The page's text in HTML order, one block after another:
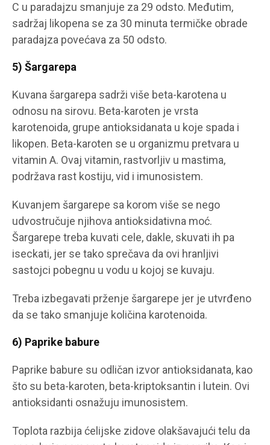
C u paradajzu smanjuje za 29 odsto. Međutim,
sadržaj likopena se za 30 minuta termičke obrade
paradajza povećava za 50 odsto.
5) Šargarepa
Kuvana šargarepa sadrži više beta-karotena u
odnosu na sirovu. Beta-karoten je vrsta
karotenoida, grupe antioksidanata u koje spada i
likopen. Beta-karoten se u organizmu pretvara u
vitamin A. Ovaj vitamin, rastvorljiv u mastima,
podržava rast kostiju, vid i imunosistem.
Kuvanjem šargarepe sa korom više se nego
udvostručuje njihova antioksidativna moć.
Šargarepe treba kuvati cele, dakle, skuvati ih pa
iseckati, jer se tako sprečava da ovi hranljivi
sastojci pobegnu u vodu u kojoj se kuvaju.
Treba izbegavati prženje šargarepe jer je utvrđeno
da se tako smanjuje količina karotenoida.
6) Paprike babure
Paprike babure su odličan izvor antioksidanata, kao
što su beta-karoten, beta-kriptoksantin i lutein. Ovi
antioksidanti osnažuju imunosistem.
Toplota razbija ćelijske zidove olakšavajući telu da